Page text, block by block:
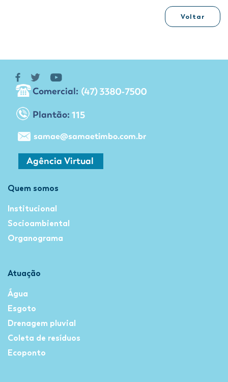
Voltar
Quem somos
Institucional
Socioambiental
Organograma
Atuação
Água
Esgoto
Drenagem pluvial
Coleta de resíduos
Ecoponto